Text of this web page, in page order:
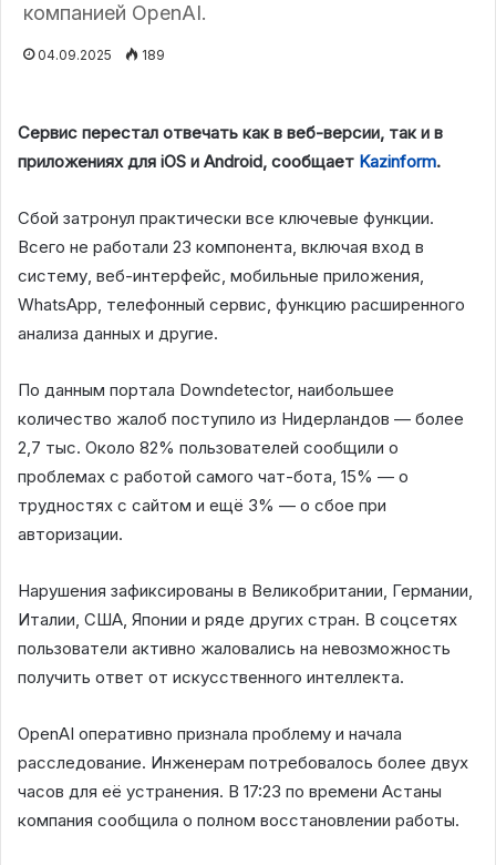
компанией OpenAI.
04.09.2025 189
Сервис перестал отвечать как в веб-версии, так и в
приложениях для iOS и Android, сообщает Kazinform.
Сбой затронул практически все ключевые функции.
Всего не работали 23 компонента, включая вход в
систему, веб-интерфейс, мобильные приложения,
WhatsApp, телефонный сервис, функцию расширенного
анализа данных и другие.
По данным портала Downdetector, наибольшее
количество жалоб поступило из Нидерландов — более
2,7 тыс. Около 82% пользователей сообщили о
проблемах с работой самого чат-бота, 15% — о
трудностях с сайтом и ещё 3% — о сбое при
авторизации.
Нарушения зафиксированы в Великобритании, Германии,
Италии, США, Японии и ряде других стран. В соцсетях
пользователи активно жаловались на невозможность
получить ответ от искусственного интеллекта.
OpenAI оперативно признала проблему и начала
расследование. Инженерам потребовалось более двух
часов для её устранения. В 17:23 по времени Астаны
компания сообщила о полном восстановлении работы.